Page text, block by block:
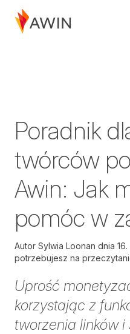
Poradnik
twórców
Awin: Jak
pomóc w
Autor Sylwia Loonan dnia
potrzebujesz na
Uprość
korzystając z
tworzenia linków